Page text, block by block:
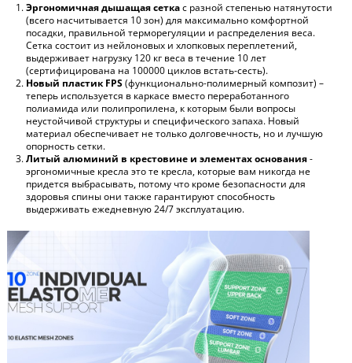
Эргономичная дышащая сеткас разной степенью натянутости
(всего насчитывается 10 зон) для максимально комфортной
посадки, правильной терморегуляции и распределения веса.
Сетка состоит из нейлоновых и хлопковых переплетений,
выдерживает нагрузку 120 кг веса в течение 10 лет
(сертифицирована на 100000 циклов встать-сесть).
Новый пластик FPS(функционально-полимерный композит) –
теперь используется в каркасе вместо переработанного
полиамида или полипропилена, к которым были вопросы
неустойчивой структуры и специфического запаха. Новый
материал обеспечивает не только долговечность, но и лучшую
опорность сетки.
Литый алюминий в крестовине и элементах основания-
эргономичные кресла это те кресла, которые вам никогда не
придется выбрасывать, потому что кроме безопасности для
здоровья спины они также гарантируют способность
выдерживать ежедневную 24/7 эксплуатацию.